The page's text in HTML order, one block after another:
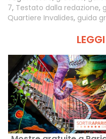
7, Testato dalla redazione,
Quartiere Invalides, guida